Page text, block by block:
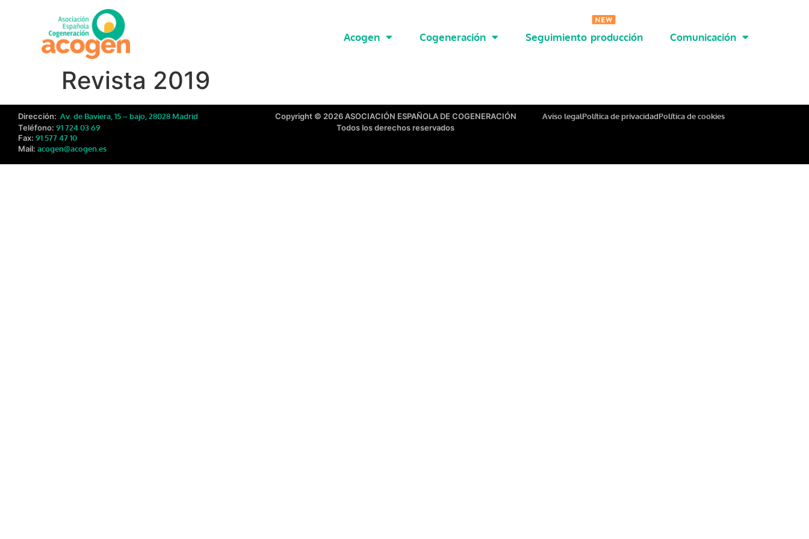
Acogen Cogeneración Seguimiento producción Comunicación
Revista 2019
Dirección: Av. de Baviera, 15 – bajo, 28028 Madrid
Teléfono: 91 724 03 69
Fax: 91 577 47 10
Mail: acogen@acogen.es
Copyright © 2026 ASOCIACIÓN ESPAÑOLA DE COGENERACIÓN
Todos los derechos reservados
Aviso legalPolítica de privacidadPolítica de cookies